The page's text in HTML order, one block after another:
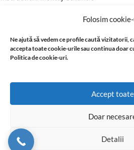
Folosim
Ne ajută să vedem ce profile caută vizitatorii,
accepta toate cookie-urile sau continua doar
Politica de cookie-uri.
Accept toate
Doar
Detalii